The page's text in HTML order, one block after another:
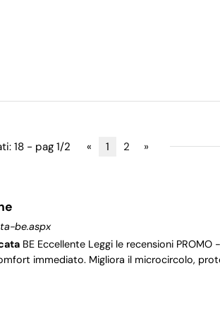
18 - pag 1/2 « 1 2 »
be.aspx
BE Eccellente Leggi le recensioni PROMO
immediato. Migliora il microcircolo,